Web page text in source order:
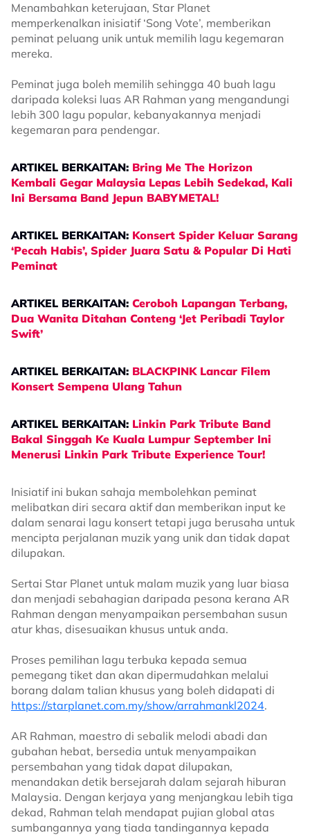
Menambahkan keterujaan, Star Planet
memperkenalkan inisiatif ‘Song Vote’, memberikan
peminat peluang unik untuk memilih lagu kegemaran
mereka.
Peminat juga boleh memilih sehingga 40 buah lagu
daripada koleksi luas AR Rahman yang mengandungi
lebih 300 lagu popular, kebanyakannya menjadi
kegemaran para pendengar.
ARTIKEL BERKAITAN: Bring Me The Horizon
Kembali Gegar Malaysia Lepas Lebih Sedekad, Kali
Ini Bersama Band Jepun BABYMETAL!
ARTIKEL BERKAITAN: Konsert Spider Keluar Sarang
‘Pecah Habis’, Spider Juara Satu & Popular Di Hati
Peminat
ARTIKEL BERKAITAN: Ceroboh Lapangan Terbang,
Dua Wanita Ditahan Conteng ‘Jet Peribadi Taylor
Swift’
ARTIKEL BERKAITAN: BLACKPINK Lancar Filem
Konsert Sempena Ulang Tahun
ARTIKEL BERKAITAN: Linkin Park Tribute Band
Bakal Singgah Ke Kuala Lumpur September Ini
Menerusi Linkin Park Tribute Experience Tour!
Inisiatif ini bukan sahaja membolehkan peminat
melibatkan diri secara aktif dan memberikan input ke
dalam senarai lagu konsert tetapi juga berusaha untuk
mencipta perjalanan muzik yang unik dan tidak dapat
dilupakan.
Sertai Star Planet untuk malam muzik yang luar biasa
dan menjadi sebahagian daripada pesona kerana AR
Rahman dengan menyampaikan persembahan susun
atur khas, disesuaikan khusus untuk anda.
Proses pemilihan lagu terbuka kepada semua
pemegang tiket dan akan dipermudahkan melalui
borang dalam talian khusus yang boleh didapati di
https://starplanet.com.my/show/arrahmankl2024.
AR Rahman, maestro di sebalik melodi abadi dan
gubahan hebat, bersedia untuk menyampaikan
persembahan yang tidak dapat dilupakan,
menandakan detik bersejarah dalam sejarah hiburan
Malaysia. Dengan kerjaya yang menjangkau lebih tiga
dekad, Rahman telah mendapat pujian global atas
sumbangannya yang tiada tandingannya kepada